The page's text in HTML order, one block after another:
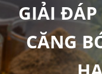
GIẢI ĐÁP
CĂNG